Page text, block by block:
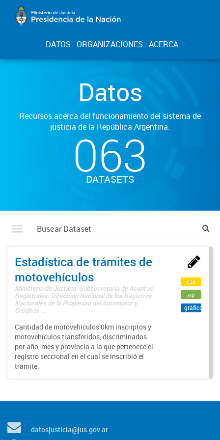
DATOS ORGANIZACIONES ACERCA
Datos
Recursos acerca del funcionamiento del sistema de
justicia de la República Argentina.
063
DATASETS
Estadística de trámites de
motovehículos
Ministerio de Justicia. Subsecretaría de Asuntos
Registrales. Dirección Nacional de los Registros
Nacionales de la Propiedad del Automotor y
Créditos ...
Cantidad de motovehículos 0km inscriptos y
motovehículos transferidos, discriminados
por año, mes y provincia a la que pertenece el
registro seccional en el cual se inscribió el
trámite.
csv
zip
gráfico
datosjusticia@jus.gov.ar